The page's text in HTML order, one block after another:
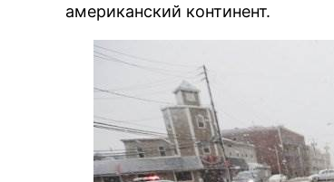
американский континент.